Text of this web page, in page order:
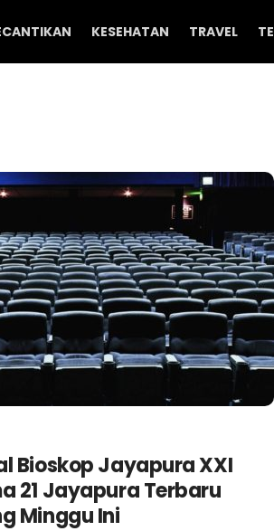
KESEHATAN TRAVEL
Bioskop Jayapura XXI
21 Jayapura Terbaru
Minggu Ini